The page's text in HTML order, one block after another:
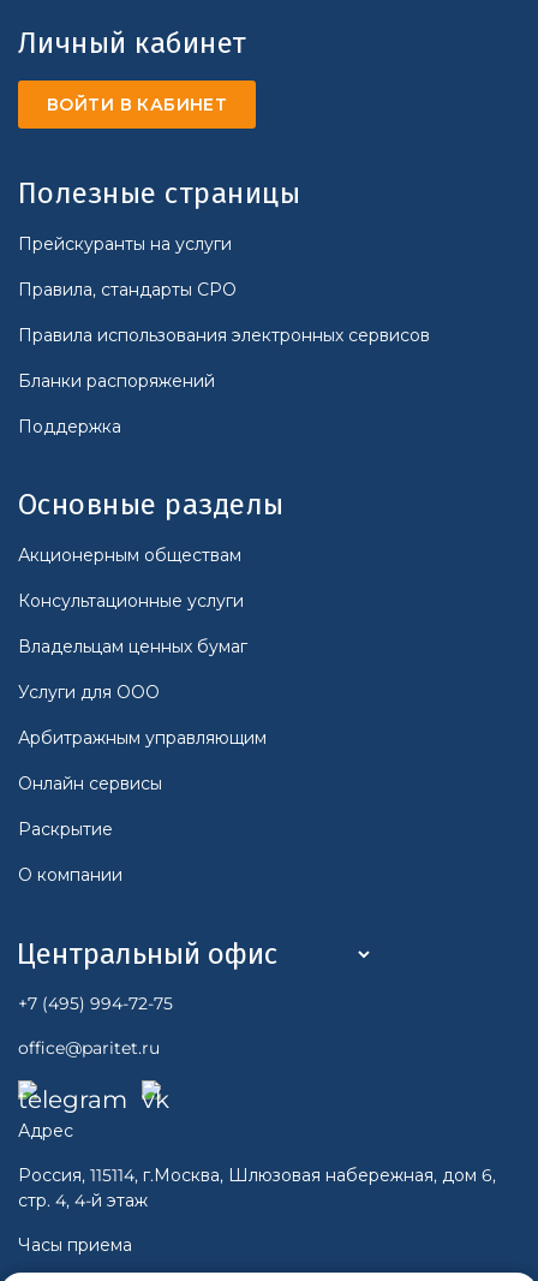
Личный кабинет
ВОЙТИ В КАБИНЕТ
Полезные страницы
Прейскуранты на услуги
Правила, стандарты СРО
Правила использования электронных сервисов
Бланки распоряжений
Поддержка
Основные разделы
Акционерным обществам
Консультационные услуги
Владельцам ценных бумаг
Услуги для ООО
Арбитражным управляющим
Онлайн сервисы
Раскрытие
О компании
+7 (495) 994-72-75
office@paritet.ru
Адрес
Россия, 115114, г.Москва, Шлюзовая набережная, дом 6,
стр. 4, 4-й этаж
Часы приема